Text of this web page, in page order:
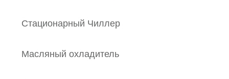
Стационарный Чиллер
Масляный охладитель